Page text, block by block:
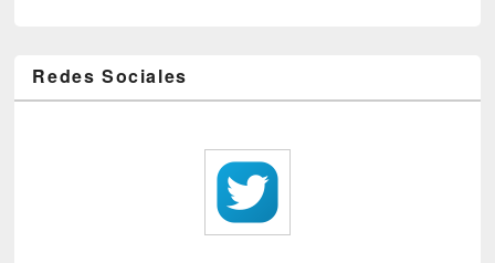
Redes Sociales